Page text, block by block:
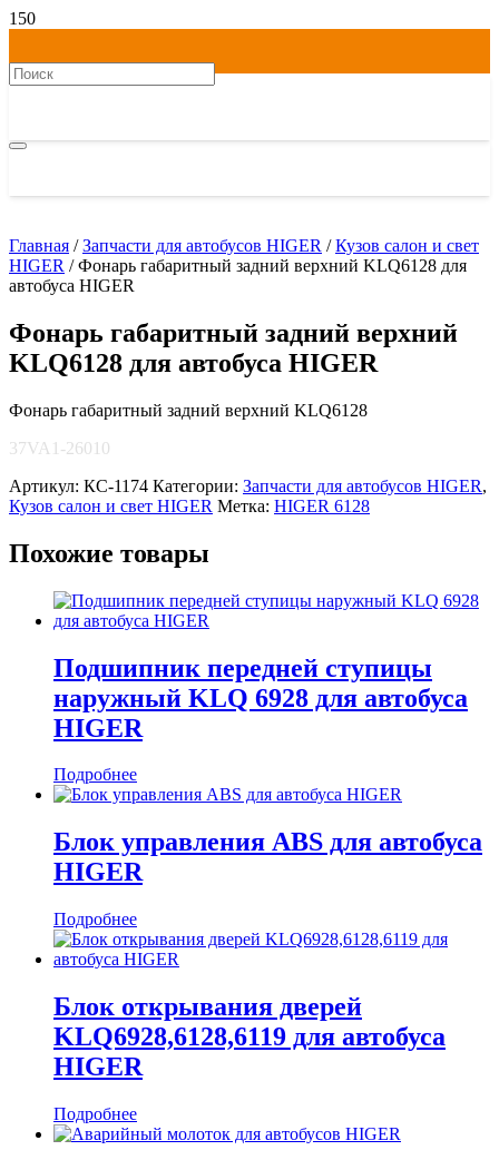
Главная /Запчасти для автобусов HIGER /Кузов салон и свет
HIGER / Фонарь габаритный задний верхний KLQ6128 для
автобуса HIGER
Фонарь габаритный задний верхний
KLQ6128 для автобуса HIGER
Фонарь габаритный задний верхний KLQ6128
37VA1-26010
Артикул: КС-1174 Категории: Запчасти для автобусов HIGER,
Кузов салон и свет HIGER Метка: HIGER 6128
Похожие товары
Подшипник передней ступицы
наружный KLQ 6928 для автобуса
HIGER
Подробнее
Блок управления ABS для автобуса
HIGER
Подробнее
Блок открывания дверей
KLQ6928,6128,6119 для автобуса
HIGER
Подробнее